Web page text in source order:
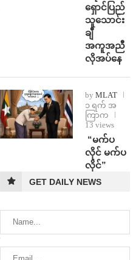
ရှောင်ပြည်
သူသောင်း
ချီ
အကူအညီ
လိုအပ်နေ
by MLAT
၁ ရက် အ
ကြာက
13 views
⁨ ⁨“မက်ပ
လိုင် မက်ပ
လိုင်”
GET DAILY NEWS